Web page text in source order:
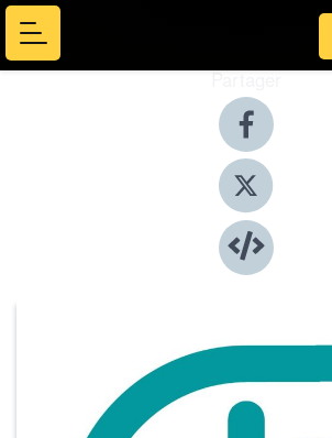
Partager